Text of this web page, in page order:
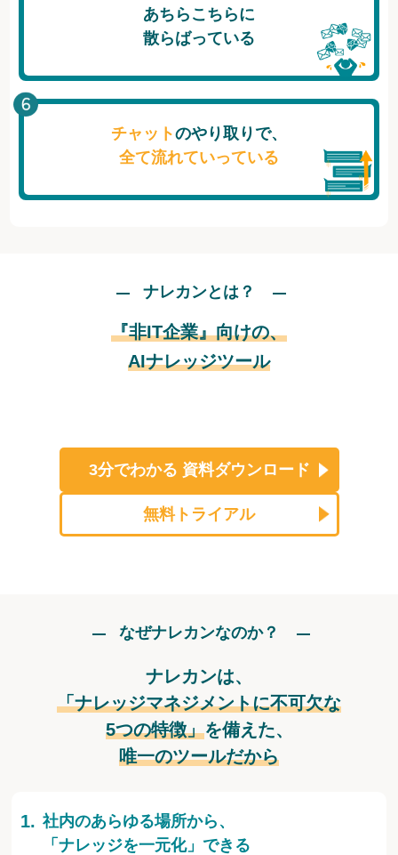
あちらこちらに
散らばっている
チャットのやり取りで、
全て流れていっている
ナレカンとは？
『非IT企業』向けの、
AIナレッジツール
3分でわかる 資料ダウンロード
無料トライアル
なぜナレカンなのか？
ナレカンは、
「ナレッジマネジメントに不可欠な
5つの特徴」を備えた、
唯一のツールだから
社内のあらゆる場所から、
「ナレッジを一元化」できる